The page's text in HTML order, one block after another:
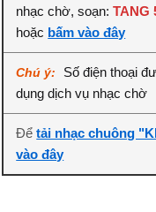
nhạc chờ, soạn:TANG
hoặc bấm vào đây
Chú ý:
Số điện thoại
dụng dịch vụ nhạc chờ
Đểtải nhạc chuông
vào đây